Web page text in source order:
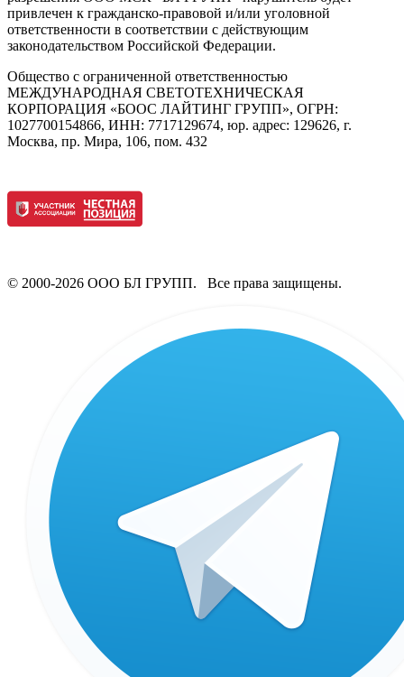
привлечен к гражданско-правовой и/или уголовной
ответственности в соответствии с действующим
законодательством Российской Федерации.
Общество с ограниченной ответственностью
МЕЖДУНАРОДНАЯ СВЕТОТЕХНИЧЕСКАЯ
КОРПОРАЦИЯ «БООС ЛАЙТИНГ ГРУПП», ОГРН:
1027700154866, ИНН: 7717129674, юр. адрес: 129626, г.
Москва, пр. Мира, 106, пом. 432
© 2000-2026 ООО БЛ ГРУПП. Все права защищены.